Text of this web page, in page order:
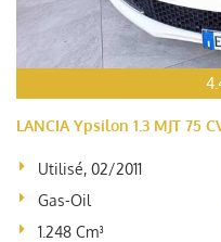
LANCIA Ypsilon 1.3 MJT 75
Utilisé, 02/2011
Gas-Oil
1.248 Cm³